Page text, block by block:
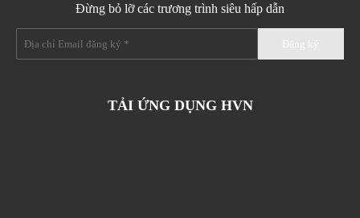
Đừng bỏ lỡ các trương trình siêu hấp dẫn
TẢI ỨNG DỤNG HVN